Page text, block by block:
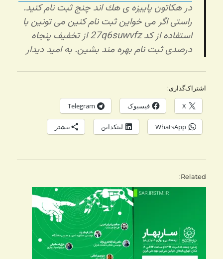
در هكاتون پاییزه ی هك اند چنج ثبت نام كنید.
راستی اگر می خواین ثبت نام کنین می تونین با
استفاده از كد27q6suwvfzاز تخفیف پنجاه
درصدی ثبت نام بهره مند بشین. به امید دیدار
اشتراک‌گذاری:
X فیسبوک Telegram
WhatsApp لینکداین بیشتر
Related